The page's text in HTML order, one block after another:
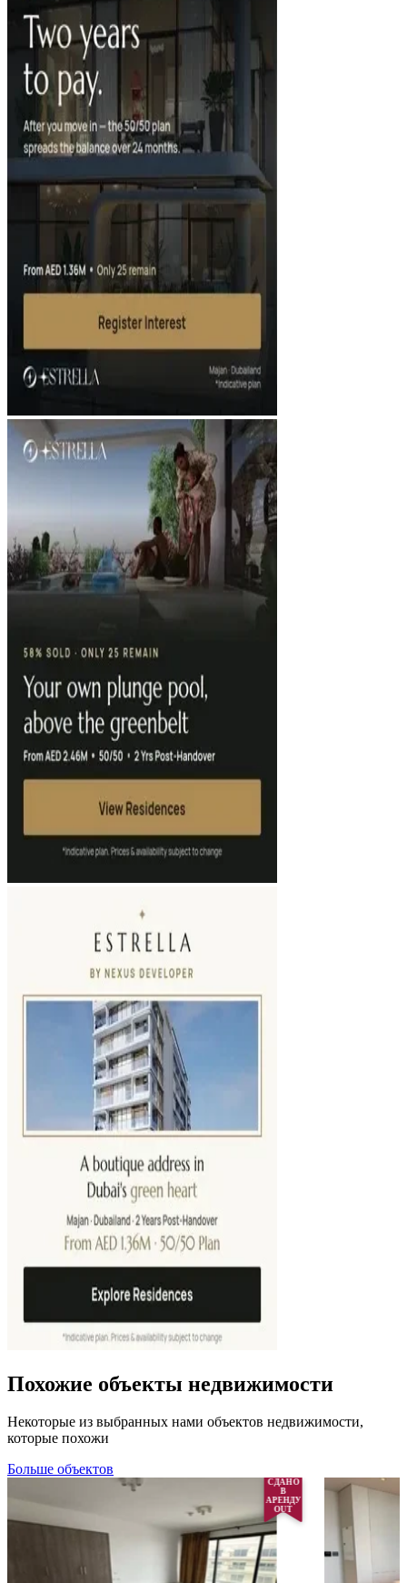
Похожие объекты недвижимости
Некоторые из выбранных нами объектов недвижимости,
которые похожи
Больше объектов
СДАНО
В
АРЕНДУ
OUT